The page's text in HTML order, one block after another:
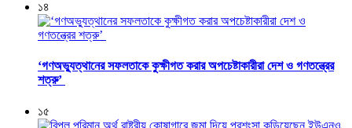
১৪
‘গণঅভ্যুত্থানের সফলতাকে কুক্ষীগত করার অপচেষ্টাকারীরা দেশ ও গণতন্ত্রের
শত্রু’
১৫